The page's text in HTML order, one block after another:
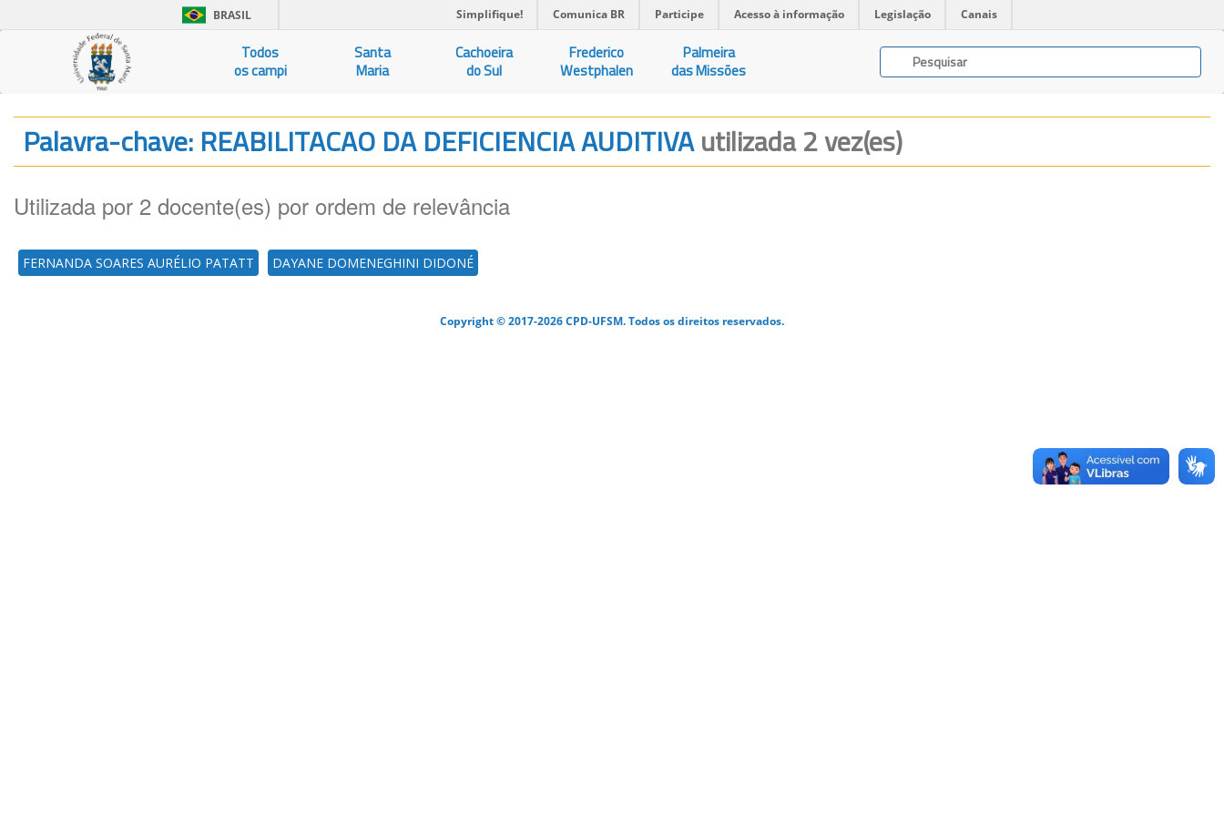
BRASIL Simplifique! Comunica BR Participe Acesso à informação Legislação Canais
Todos
os campi
Santa
Maria
Cachoeira
do Sul
Frederico
Westphalen
Palmeira
das Missões
Palavra-chave: REABILITACAO DA DEFICIENCIA AUDITIVAutilizada 2 vez(es)
Utilizada por 2 docente(es) por ordem de relevância
FERNANDA SOARES AURÉLIO PATATT DAYANE DOMENEGHINI DIDONÉ
Copyright © 2017-2026 CPD-UFSM. Todos os direitos reservados.